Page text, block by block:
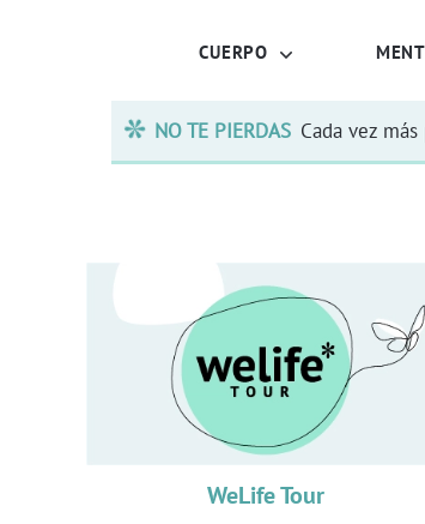
CUERPO
NO TE PIERDAS Cada vez
WeLife Tour